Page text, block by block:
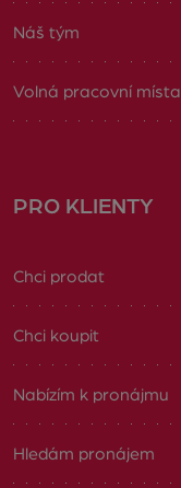
Náš tým
Volná pracovní místa
PRO KLIENTY
Chci prodat
Chci koupit
Nabízím k pronájmu
Hledám pronájem